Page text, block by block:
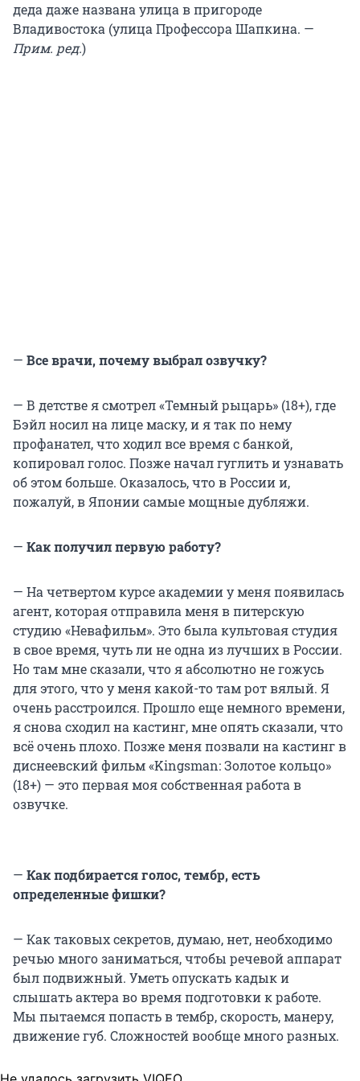
деда даже названа улица в пригороде
Владивостока (улица Профессора Шапкина. —
Прим. ред.)
— Все врачи, почему выбрал озвучку?
— В детстве я смотрел «Темный рыцарь» (18+), где
Бэйл носил на лице маску, и я так по нему
профанател, что ходил все время с банкой,
копировал голос. Позже начал гуглить и узнавать
об этом больше. Оказалось, что в России и,
пожалуй, в Японии самые мощные дубляжи.
— Как получил первую работу?
— На четвертом курсе академии у меня появилась
агент, которая отправила меня в питерскую
студию «Невафильм». Это была культовая студия
в свое время, чуть ли не одна из лучших в России.
Но там мне сказали, что я абсолютно не гожусь
для этого, что у меня какой-то там рот вялый. Я
очень расстроился. Прошло еще немного времени,
я снова сходил на кастинг, мне опять сказали, что
всё очень плохо. Позже меня позвали на кастинг в
диснеевский фильм «Kingsman: Золотое кольцо»
(18+) — это первая моя собственная работа в
озвучке.
— Как подбирается голос, тембр, есть
определенные фишки?
— Как таковых секретов, думаю, нет, необходимо
речью много заниматься, чтобы речевой аппарат
был подвижный. Уметь опускать кадык и
слышать актера во время подготовки к работе.
Мы пытаемся попасть в тембр, скорость, манеру,
движение губ. Сложностей вообще много разных.